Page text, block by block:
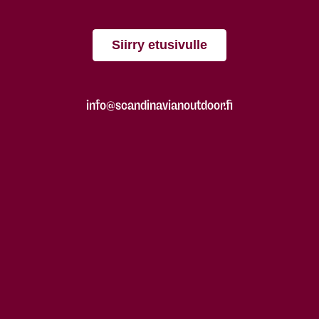
Siirry etusivulle
info@scandinavianoutdoor.fi